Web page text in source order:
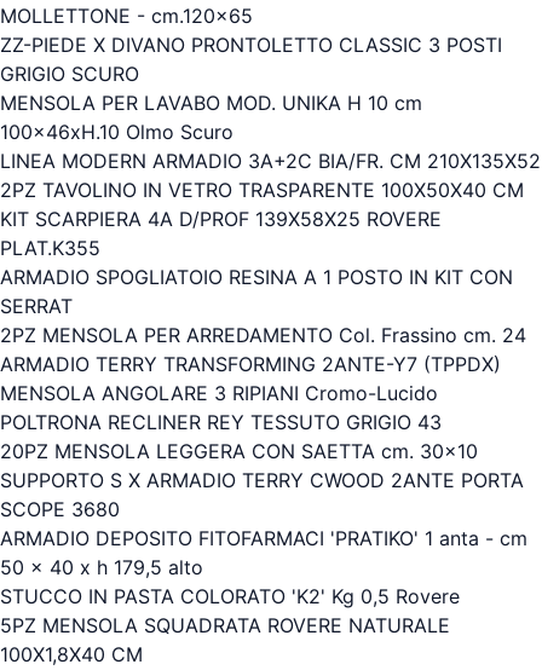
MOLLETTONE - cm.120x65
ZZ-PIEDE X DIVANO PRONTOLETTO CLASSIC 3 POSTI
GRIGIO SCURO
MENSOLA PER LAVABO MOD. UNIKA H 10 cm
100x46xH.10 Olmo Scuro
LINEA MODERN ARMADIO 3A+2C BIA/FR. CM 210X135X52
2PZ TAVOLINO IN VETRO TRASPARENTE 100X50X40 CM
KIT SCARPIERA 4A D/PROF 139X58X25 ROVERE
PLAT.K355
ARMADIO SPOGLIATOIO RESINA A 1 POSTO IN KIT CON
SERRAT
2PZ MENSOLA PER ARREDAMENTO Col. Frassino cm. 24
ARMADIO TERRY TRANSFORMING 2ANTE-Y7 (TPPDX)
MENSOLA ANGOLARE 3 RIPIANI Cromo-Lucido
POLTRONA RECLINER REY TESSUTO GRIGIO 43
20PZ MENSOLA LEGGERA CON SAETTA cm. 30x10
SUPPORTO S X ARMADIO TERRY CWOOD 2ANTE PORTA
SCOPE 3680
ARMADIO DEPOSITO FITOFARMACI 'PRATIKO' 1 anta - cm
50 x 40 x h 179,5 alto
STUCCO IN PASTA COLORATO 'K2' Kg 0,5 Rovere
5PZ MENSOLA SQUADRATA ROVERE NATURALE
100X1,8X40 CM